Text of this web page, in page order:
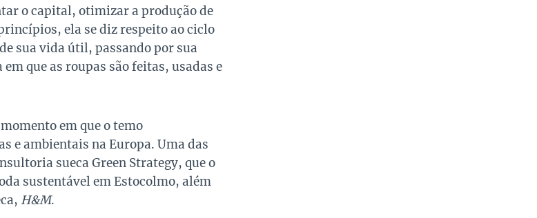
o capital, otimizar a produção de
ela se diz respeito ao ciclo
sua vida útil, passando por sua
que as roupas são feitas, usadas e
em que o temo
e ambientais na Europa. Uma das
sueca Green Strategy, que o
sustentável em Estocolmo, além
H&M.